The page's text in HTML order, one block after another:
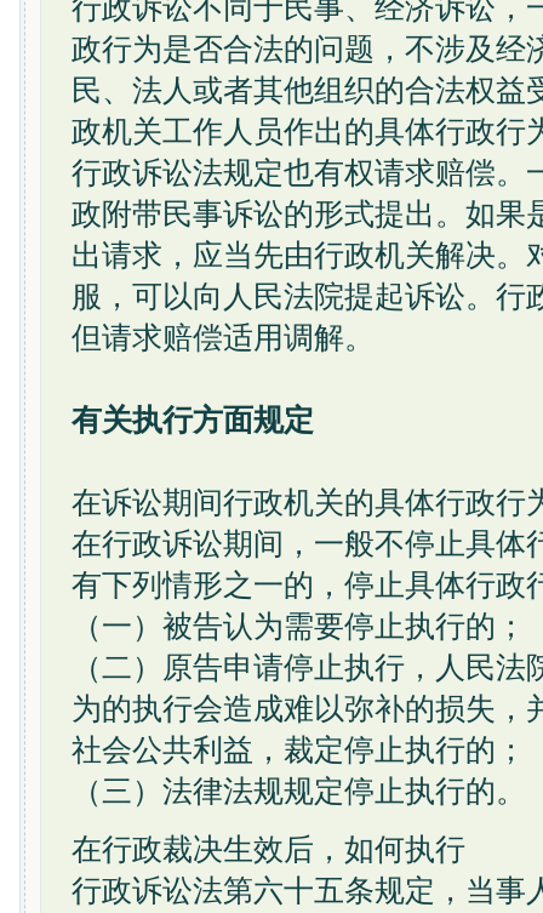
行政诉讼不同于民事、经济诉讼，
政行为是否合法的问题，不涉及经
民、法人或者其他组织的合法权益
政机关工作人员作出的具体行政行
行政诉讼法规定也有权请求赔偿。
政附带民事诉讼的形式提出。如果
出请求，应当先由行政机关解决。
服，可以向人民法院提起诉讼。行
但请求赔偿适用调解。
有关执行方面规定
在诉讼期间行政机关的具体行政行
在行政诉讼期间，一般不停止具体
有下列情形之一的，停止具体行政
（一）被告认为需要停止执行的；
（二）原告申请停止执行，人民
为的执行会造成难以弥补的损失，
社会公共利益，裁定停止执行的；
（三）法律法规规定停止执行的。
在行政裁决生效后，如何执行
行政诉讼法第六十五条规定，当事